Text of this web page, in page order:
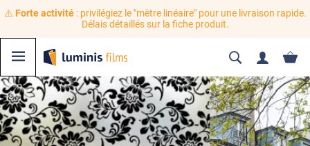
⚠️ Forte activité: privilégiez le "mètre linéaire" pour une livraison rapide.
Délais détaillés sur la fiche produit.